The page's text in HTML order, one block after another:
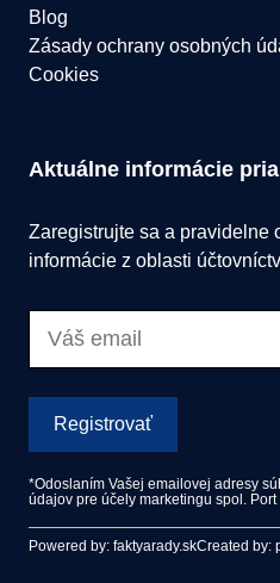
Blog
Zásady ochrany osobných
Cookies
Aktuálne informácie
Zaregistrujte sa a pravidelne
informácie z oblasti
Registrovať
*Odoslaním Vašej emailovej adresy
údajov pre účely marketingu spol. Port
Powered by: faktyarady.skCreated by: